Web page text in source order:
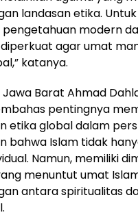
landasan etika.
modern
agar umat
katanya.
Jawa Barat Ahmad
pentingnya
etika global dalam
bahwa Islam tidak
Namun, memiliki
menuntut umat
antara spiritualitas